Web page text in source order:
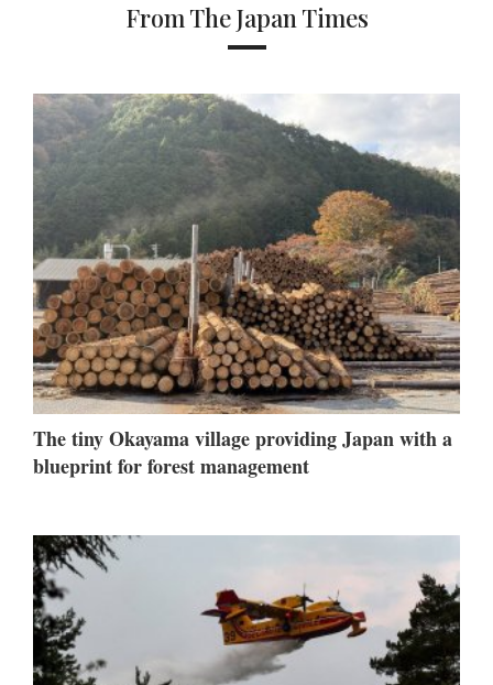
From The Japan Times
The tiny Okayama village providing Japan with a
blueprint for forest management